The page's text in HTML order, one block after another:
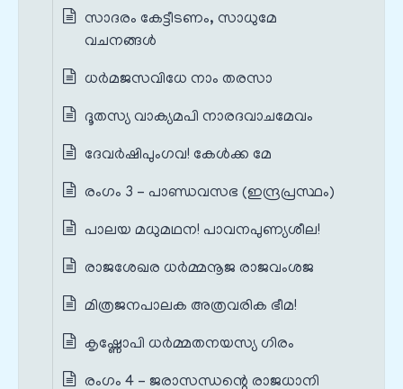
സാദരം കേട്ടീടണം, സാധുമേ
വചനങ്ങൾ
ധർമജസവിധേ നാം തരസാ
ദൂതസ്യ വാക്യമപി നാരദവാചമേവം
ദേവർഷിപുംഗവ! കേൾക്ക മേ
രംഗം 3 – പാണ്ഡവസഭ (ഇന്ദ്രപ്രസ്ഥം)
പാലയ മധുമഥന! പാവനപുണ്യശീല!
രാജശേഖര ധർമ്മനൂജ രാജവംശജ
മിത്രജനപാലക അത്രവരിക ഭീമ!
കൃഷ്ണോപി ധർമ്മതനയസ്യ ഗിരം
രംഗം 4 – ജരാസന്ധന്റെ രാജധാനി